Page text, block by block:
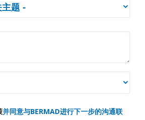
并同意与BERMAD进行下一步的沟通联